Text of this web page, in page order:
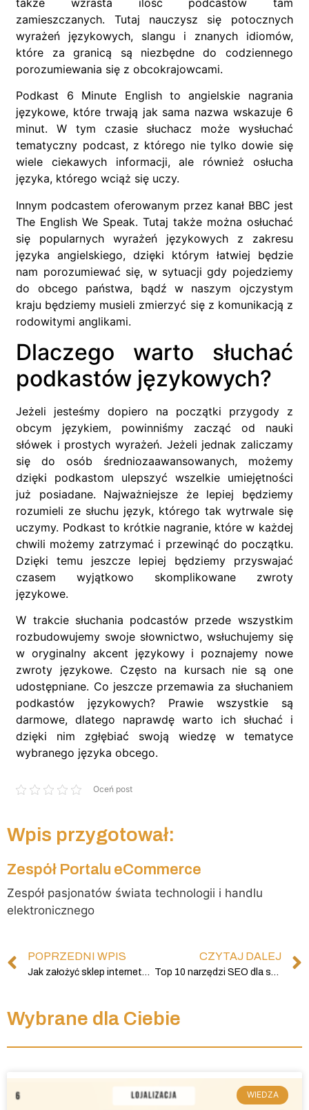
zamieszczanych. Tutaj nauczysz się potocznych
wyrażeń językowych, slangu i znanych idiomów,
które za granicą są niezbędne do codziennego
porozumiewania się z obcokrajowcami.
Podkast 6 Minute English to angielskie nagrania
językowe, które trwają jak sama nazwa wskazuje 6
minut. W tym czasie słuchacz może wysłuchać
tematyczny podcast, z którego nie tylko dowie się
wiele ciekawych informacji, ale również osłucha
języka, którego wciąż się uczy.
Innym podcastem oferowanym przez kanał BBC jest
The English We Speak. Tutaj także można osłuchać
się popularnych wyrażeń językowych z zakresu
języka angielskiego, dzięki którym łatwiej będzie
nam porozumiewać się, w sytuacji gdy pojedziemy
do obcego państwa, bądź w naszym ojczystym
kraju będziemy musieli zmierzyć się z komunikacją z
rodowitymi anglikami.
Dlaczego warto słuchać
podkastów językowych?
Jeżeli jesteśmy dopiero na początki przygody z
obcym językiem, powinniśmy zacząć od nauki
słówek i prostych wyrażeń. Jeżeli jednak zaliczamy
się do osób średniozaawansowanych, możemy
dzięki podkastom ulepszyć wszelkie umiejętności
już posiadane. Najważniejsze że lepiej będziemy
rozumieli ze słuchu język, którego tak wytrwale się
uczymy. Podkast to krótkie nagranie, które w każdej
chwili możemy zatrzymać i przewinąć do początku.
Dzięki temu jeszcze lepiej będziemy przyswajać
czasem wyjątkowo skomplikowane zwroty
językowe.
W trakcie słuchania podcastów przede wszystkim
rozbudowujemy swoje słownictwo, wsłuchujemy się
w oryginalny akcent językowy i poznajemy nowe
zwroty językowe. Często na kursach nie są one
udostępniane. Co jeszcze przemawia za słuchaniem
podkastów językowych? Prawie wszystkie są
darmowe, dlatego naprawdę warto ich słuchać i
dzięki nim zgłębiać swoją wiedzę w tematyce
wybranego języka obcego.
Oceń post
Wpis przygotował:
Zespół Portalu eCommerce
Zespół pasjonatów świata technologii i handlu
elektronicznego
POPRZEDNI WPIS
Jak założyć sklep internetowy? 5 wskazówek na dobry start w e-commerce!
CZYTAJ DALEJ
Top 10 narzędzi SEO dla sklepów online
Wybrane dla Ciebie
WIEDZA